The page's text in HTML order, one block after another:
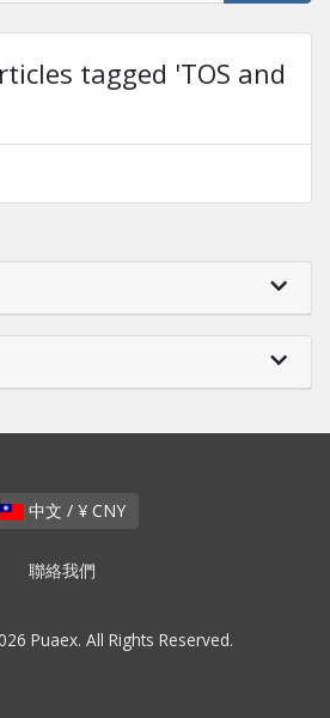
tagged 'TOS and
中文 / ¥ CNY
聯絡我們
Puaex. All Rights Reserved.